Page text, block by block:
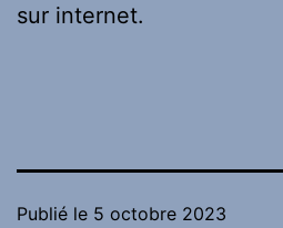
sur internet.
Publié le 5 octobre 2023